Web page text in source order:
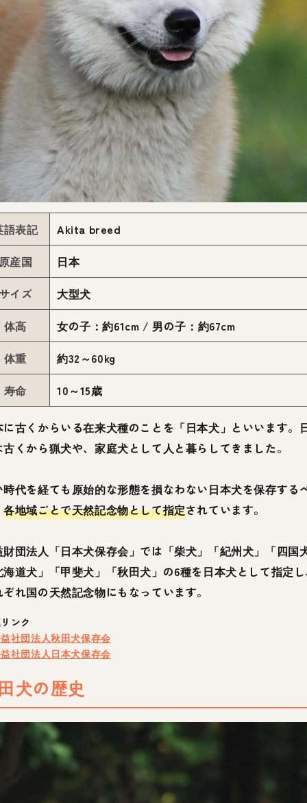
語表記
Akita breed
産国
日本
イズ
大型犬
体高
女の子：約61cm / 男の子：約67cm
体重
約32～60kg
寿命
10～15歳
に古くからいる在来犬種のことを「日本犬」といいます。
くから猟犬や、家庭犬として人と暮らしてきました。
時代を経ても原始的な形態を損なわない日本犬を保存する
各地域ごとで天然記念物として指定されています。
団法人「日本犬保存会」では「柴犬」「紀州犬」「四国
道犬」「甲斐犬」「秋田犬」の6種を日本犬として指定し
れ国の天然記念物にもなっています。
ンク
社団法人秋田犬保存会
社団法人日本犬保存会
犬の歴史